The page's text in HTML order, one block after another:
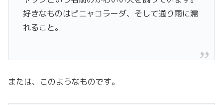
好きなものはピニャコラーダ、そして通り雨に濡
れること。
または、このようなものです。